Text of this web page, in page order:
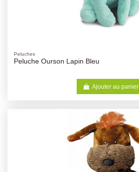
Peluches
Peluche Ourson Lapin Bleu
Ajouter au panier